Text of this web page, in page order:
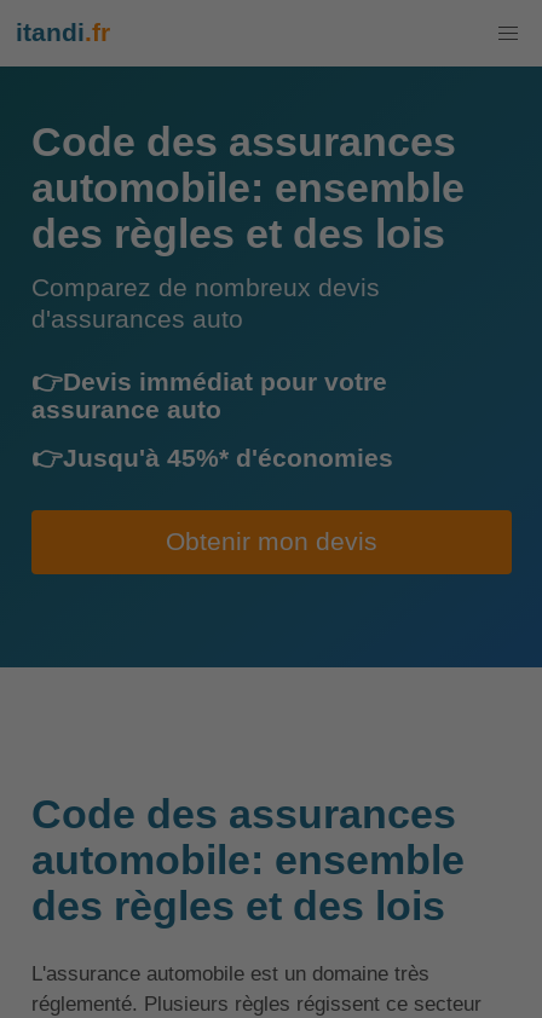
itandi.fr
Code des assurances
automobile: ensemble
des règles et des lois
Comparez de nombreux devis
d'assurances auto
👉Devis immédiat pour votre
assurance auto
👉Jusqu'à 45%* d'économies
Obtenir mon devis
Code des assurances
automobile: ensemble
des règles et des lois
L'assurance automobile est un domaine très
réglementé. Plusieurs règles régissent ce secteur